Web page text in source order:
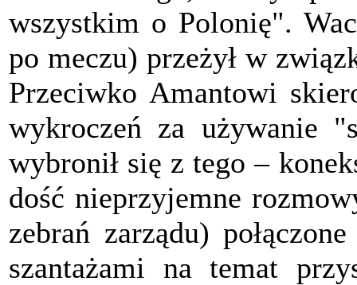
wszystkim o Polonię".
po meczu) przeżył w
Przeciwko Amantowi
wykroczeń za używanie
wybronił się z tego –
dość nieprzyjemne
zebrań zarządu)
szantażami na temat